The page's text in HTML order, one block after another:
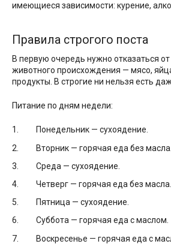
имеющиеся зависимости: курение,
Правила строгого поста
В первую очередь нужно отказаться
животного происхождения — мясо,
продукты. В строгие ни нельзя есть
Питание по дням недели:
Понедельник — сухоядение.
Вторник — горячая еда без масла.
Среда — сухоядение.
Четверг — горячая еда без масла.
Пятница — сухоядение.
Суббота — горячая еда с маслом.
Воскресенье — горячая еда с